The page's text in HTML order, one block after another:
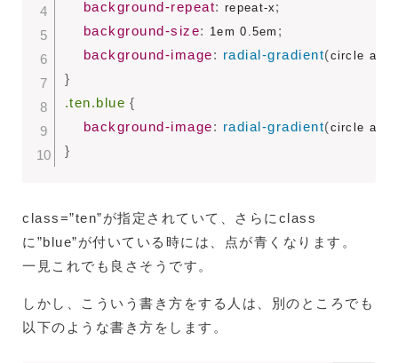
background-repeat: repeat-x ;
background-size: 1em 0.5em ;
background-image: radial-gradient(circle at
}
.ten.blue {
background-image: radial-gradient(circle at
}
class=”ten”が指定されていて、さらにclass
に”blue”が付いている時には、点が青くなります。
一見これでも良さそうです。
しかし、こういう書き方をする人は、別のところでも
以下のような書き方をします。